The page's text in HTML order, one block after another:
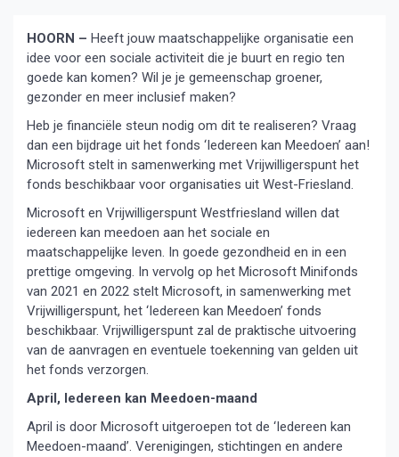
HOORN – Heeft jouw maatschappelijke organisatie een
idee voor een sociale activiteit die je buurt en regio ten
goede kan komen? Wil je je gemeenschap groener,
gezonder en meer inclusief maken?
Heb je financiële steun nodig om dit te realiseren? Vraag
dan een bijdrage uit het fonds ‘Iedereen kan Meedoen’ aan!
Microsoft stelt in samenwerking met Vrijwilligerspunt het
fonds beschikbaar voor organisaties uit West-Friesland.
Microsoft en Vrijwilligerspunt Westfriesland willen dat
iedereen kan meedoen aan het sociale en
maatschappelijke leven. In goede gezondheid en in een
prettige omgeving. In vervolg op het Microsoft Minifonds
van 2021 en 2022 stelt Microsoft, in samenwerking met
Vrijwilligerspunt, het ‘Iedereen kan Meedoen’ fonds
beschikbaar. Vrijwilligerspunt zal de praktische uitvoering
van de aanvragen en eventuele toekenning van gelden uit
het fonds verzorgen.
April, Iedereen kan Meedoen-maand
April is door Microsoft uitgeroepen tot de ‘Iedereen kan
Meedoen-maand’. Verenigingen, stichtingen en andere